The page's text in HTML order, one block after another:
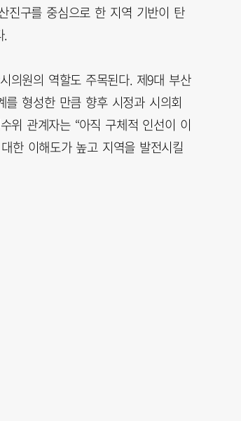
진구를 중심으로 한 지역 기반이 탄
.
의원의 역할도 주목된다. 제9대 부산
를 형성한 만큼 향후 시정과 시의회
위 관계자는 “아직 구체적 인선이 이
한 이해도가 높고 지역을 발전시킬